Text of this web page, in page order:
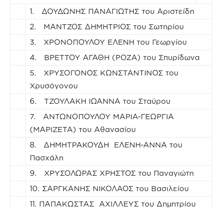
1. ΔΟΥΔΩΝΗΣ ΠΑΝΑΓΙΩΤΗΣ του Αριστείδη
2. ΜΑΝΤΖΟΣ ΔΗΜΗΤΡΙΟΣ του Σωτηρίου
3. ΧΡΟΝΟΠΟΥΛΟΥ ΕΛΕΝΗ του Γεωργίου
4. ΒΡΕΤΤΟΥ ΑΓΑΘΗ (ΡΟΖΑ) του Σπυρίδωνα
5. ΧΡΥΣΟΓΟΝΟΣ ΚΩΝΣΤΑΝΤΙΝΟΣ του
Χρυσόγονου
6. ΤΖΟΥΛΑΚΗ ΙΩΑΝΝΑ του Σταύρου
7. ΑΝΤΩΝΟΠΟΥΛΟΥ ΜΑΡΙΑ-ΓΕΩΡΓΙΑ
(ΜΑΡΙΖΕΤΑ) του Αθανασίου
8. ΔΗΜΗΤΡΑΚΟΥΔΗ ΕΛΕΝΗ-ΑΝΝΑ του
Πασχάλη
9. ΧΡΥΣΟΛΩΡΑΣ ΧΡΗΣΤΟΣ του Παναγιώτη
10. ΣΑΡΓΚΑΝΗΣ ΝΙΚΟΛΑΟΣ του Βασιλείου
11. ΠΑΠΑΚΩΣΤΑΣ ΑΧΙΛΛΕΥΣ του Δημητρίου